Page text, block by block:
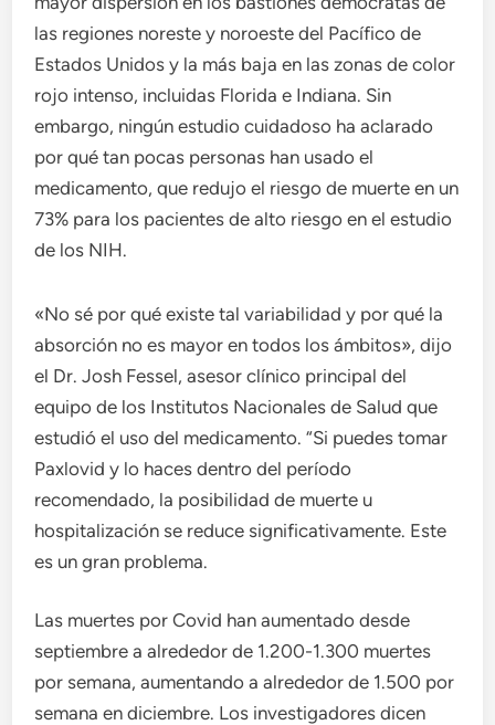
las regiones noreste y noroeste del Pacífico de
Estados Unidos y la más baja en las zonas de color
rojo intenso, incluidas Florida e Indiana. Sin
embargo, ningún estudio cuidadoso ha aclarado
por qué tan pocas personas han usado el
medicamento, que redujo el riesgo de muerte en un
73% para los pacientes de alto riesgo en el estudio
de los NIH.
«No sé por qué existe tal variabilidad y por qué la
absorción no es mayor en todos los ámbitos», dijo
el Dr. Josh Fessel, asesor clínico principal del
equipo de los Institutos Nacionales de Salud que
estudió el uso del medicamento. “Si puedes tomar
Paxlovid y lo haces dentro del período
recomendado, la posibilidad de muerte u
hospitalización se reduce significativamente. Este
es un gran problema.
Las muertes por Covid han aumentado desde
septiembre a alrededor de 1.200-1.300 muertes
por semana, aumentando a alrededor de 1.500 por
semana en diciembre. Los investigadores dicen